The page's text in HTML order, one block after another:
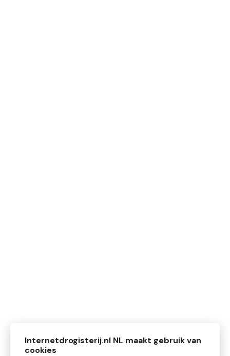
Internetdrogisterij.nl NL maakt gebruik van
cookies